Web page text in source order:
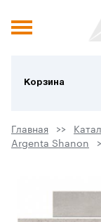
Корзина
Главная
Argenta Shanon